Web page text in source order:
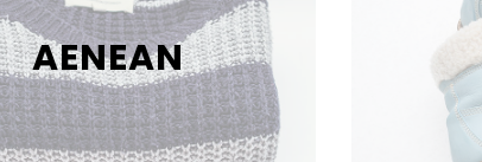
AENEAN